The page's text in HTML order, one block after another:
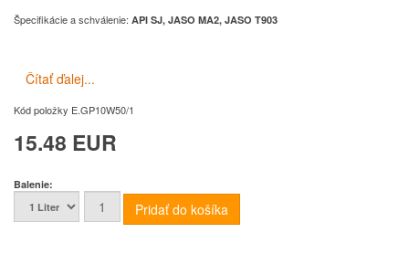
Špecifikácie a schválenie: API SJ, JASO MA2, JASO T903
Čítať ďalej...
Kód položky E.GP10W50/1
15.48 EUR
Balenie: